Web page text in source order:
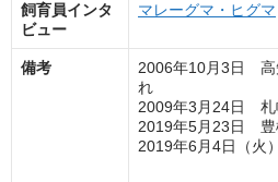
飼育員インタ
ビュー
マレーグマ・ヒグマ
備考
2006年10月3日 高
れ
2009年3月24日 札
2019年5月23日 豊
2019年6月4日（火